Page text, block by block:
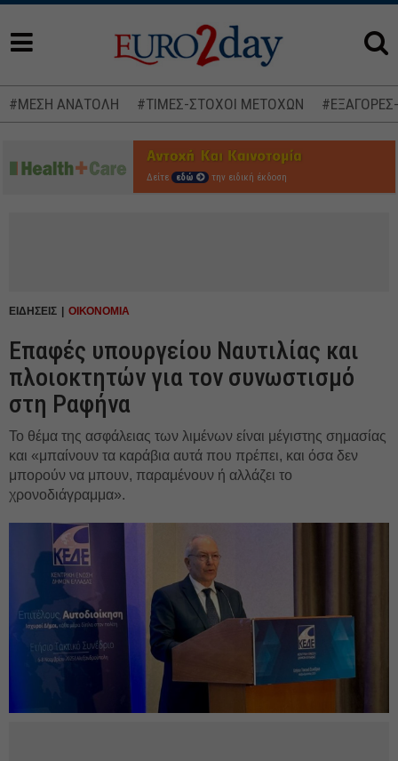
#ΜΕΣΗ ΑΝΑΤΟΛΗ #ΤΙΜΕΣ-ΣΤΟΧΟΙ ΜΕΤΟΧΩΝ
Δείτε εδώ την ειδική έκδοση
ΕΙΔΗΣΕΙΣ ΟΙΚΟΝΟΜΙΑ
Επαφές υπουργείου Ναυτιλίας και
πλοιοκτητών για τον συνωστισμό
στη Ραφήνα
Το θέμα της ασφάλειας των λιμένων είναι μέγιστης σημασίας
και «μπαίνουν τα καράβια αυτά που πρέπει, και όσα δεν
μπορούν να μπουν, παραμένουν ή αλλάζει το
χρονοδιάγραμμα».